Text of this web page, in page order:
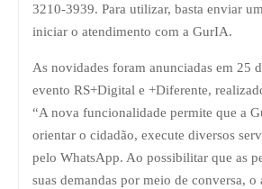
3210-3939. Para utilizar, basta enviar
iniciar o atendimento com a GurIA.
As novidades foram anunciadas em 25
evento RS+Digital e +Diferente,
“A nova funcionalidade permite que a
orientar o cidadão, execute diversos
pelo WhatsApp. Ao possibilitar que as
suas demandas por meio de conversa, o